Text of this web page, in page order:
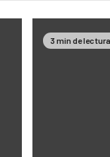
3 min de lectura